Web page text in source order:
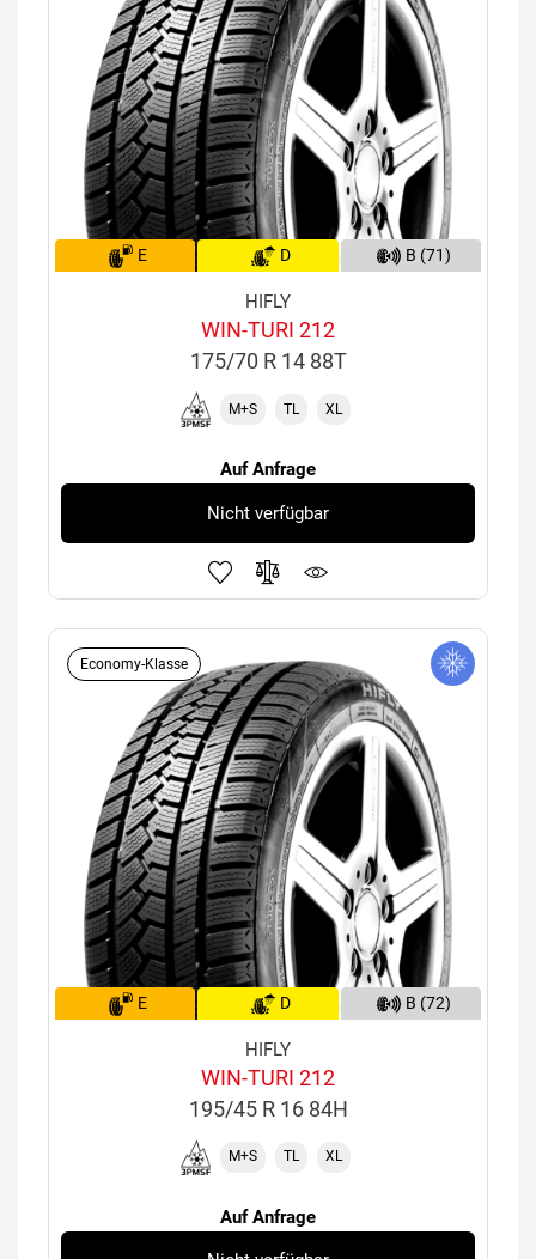
E D B (71)
HIFLY
WIN-TURI 212
175/70 R 14 88T
M+S TL XL
Auf Anfrage
Nicht verfügbar
Economy-Klasse
E D B (72)
HIFLY
WIN-TURI 212
195/45 R 16 84H
M+S TL XL
Auf Anfrage